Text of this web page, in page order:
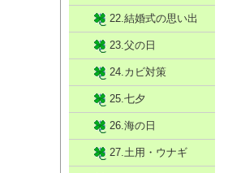
22.結婚式の思い出
23.父の日
24.カビ対策
25.七夕
26.海の日
27.土用・ウナギ